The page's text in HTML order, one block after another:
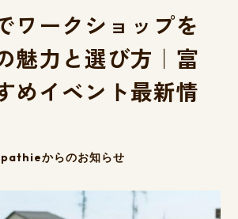
ワークショップを
魅力と選び方｜富
めイベント最新情
からのお知らせ